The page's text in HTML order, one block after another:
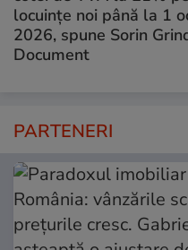
locuințe noi până la 1
2026, spune Sorin
Document
PARTENERI